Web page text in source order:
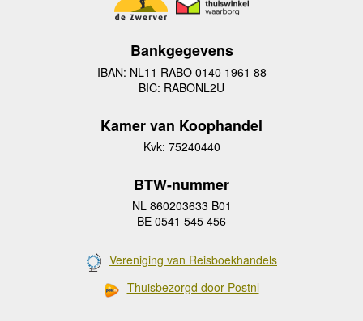
Bankgegevens
IBAN: NL11 RABO 0140 1961 88
BIC: RABONL2U
Kamer van Koophandel
Kvk: 75240440
BTW-nummer
NL 860203633 B01
BE 0541 545 456
Vereniging van Reisboekhandels
Thuisbezorgd door Postnl